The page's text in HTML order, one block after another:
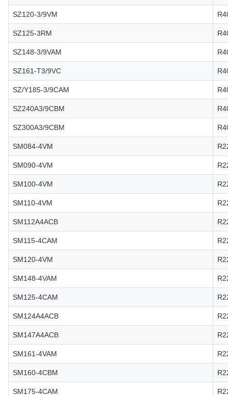
SZ120-3/9VM
SZ125-3RM
SZ148-3/9VAM
SZ161-T3/9VC
SZ/Y185-3/9CAM
SZ240A3/9CBM
SZ300A3/9CBM
SM084-4VM
SM090-4VM
SM100-4VM
SM110-4VM
SM112A4ACB
SM115-4CAM
SM120-4VM
SM148-4VAM
SM125-4CAM
SM124A4ACB
SM147A4ACB
SM161-4VAM
SM160-4CBM
SM175-4CAM